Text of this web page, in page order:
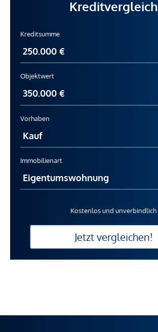
Kreditvergleich
Kreditsumme
Objektwert
Vorhaben
Immobilienart
Kostenlos und unverbindlich
Jetzt vergleichen!